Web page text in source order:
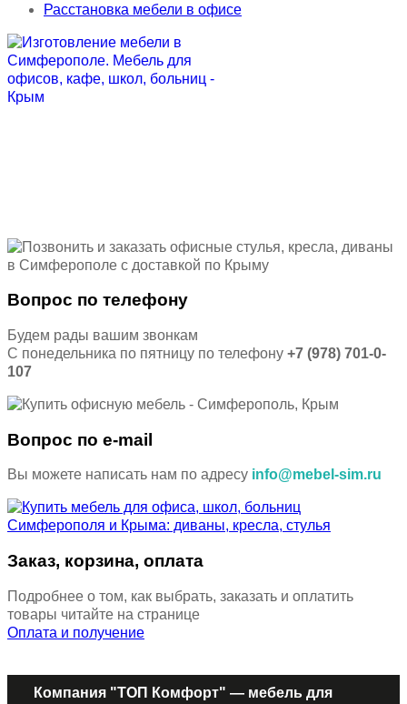
Расстановка мебели в офисе
Вопрос по телефону
Будем рады вашим звонкам
С понедельника по пятницу по телефону +7 (978) 701-0-
107
Вопрос по e-mail
Вы можете написать нам по адресу info@mebel-sim.ru
Заказ, корзина, оплата
Подробнее о том, как выбрать, заказать и оплатить
товары читайте на странице
Оплата и получение
Компания "ТОП Комфорт" — мебель для